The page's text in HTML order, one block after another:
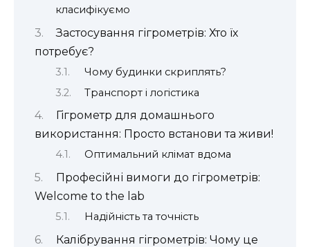
класифікуємо
Застосування гігрометрів: Хто їх
потребує?
Чому будинки скриплять?
Транспорт і логістика
Гігрометр для домашнього
використання: Просто встанови та живи!
Оптимальний клімат вдома
Професійні вимоги до гігрометрів:
Welcome to the lab
Надійність та точність
Калібрування гігрометрів: Чому це